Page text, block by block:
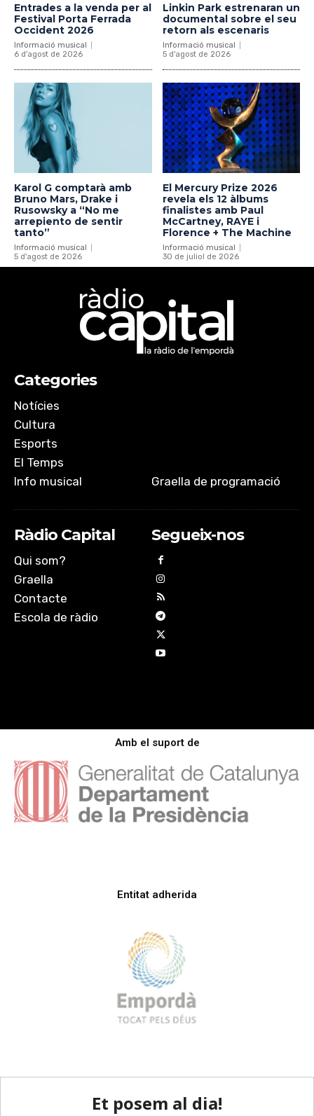
Entrades a la venda per al
Festival Porta Ferrada
Occident 2026
Informació musical
6 d'agost de 2026
Linkin Park estrenaran un
documental sobre el seu
retorn als escenaris
Informació musical
5 d'agost de 2026
Karol G comptarà amb
Bruno Mars, Drake i
Rusowsky a “No me
arrepiento de sentir
tanto”
Informació musical
5 d'agost de 2026
El Mercury Prize 2026
revela els 12 àlbums
finalistes amb Paul
McCartney, RAYE i
Florence + The Machine
Informació musical
30 de juliol de 2026
Categories
Notícies
Cultura
Esports
El Temps
Info musical
Graella de programació
Ràdio Capital
Qui som?
Graella
Contacte
Escola de ràdio
Segueix-nos
Amb el suport de
Entitat adherida